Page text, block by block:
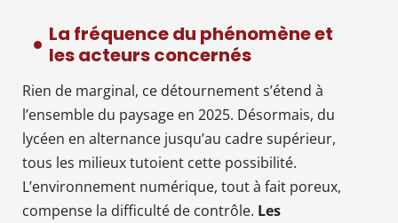
La fréquence du phénomène et
les acteurs concernés
Rien de marginal, ce détournement s’étend à
l’ensemble du paysage en 2025. Désormais, du
lycéen en alternance jusqu’au cadre supérieur,
tous les milieux tutoient cette possibilité.
L’environnement numérique, tout à fait poreux,
compense la difficulté de contrôle. Les